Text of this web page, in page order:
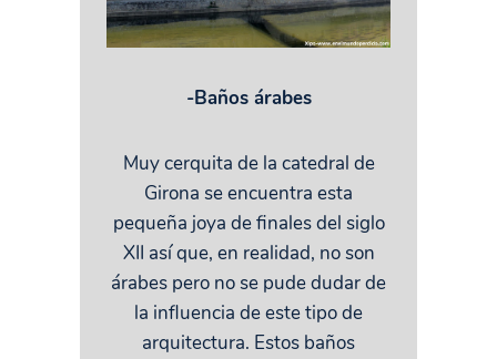
-Baños árabes
Muy cerquita de la catedral de
Girona se encuentra esta
pequeña joya de finales del siglo
XII así que, en realidad, no son
árabes pero no se pude dudar de
la influencia de este tipo de
arquitectura. Estos baños